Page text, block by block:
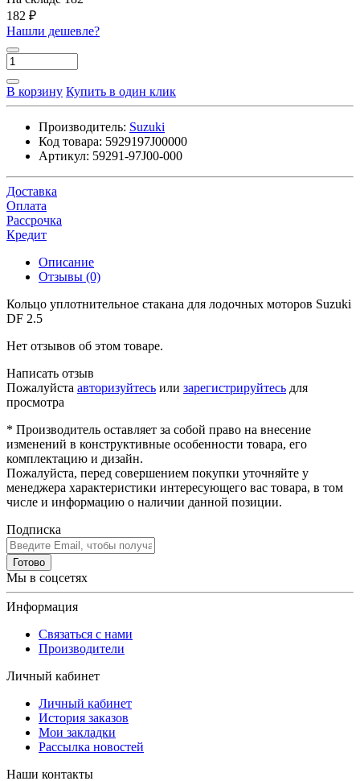
182 ₽
Нашли дешевле?
В корзину Купить в один клик
Производитель: Suzuki
Код товара: 5929197J00000
Артикул: 59291-97J00-000
Доставка
Оплата
Рассрочка
Кредит
Описание
Отзывы (0)
Кольцо уплотнительное стакана для лодочных моторов Suzuki
DF 2.5
Нет отзывов об этом товаре.
Написать отзыв
Пожалуйста авторизуйтесь или зарегистрируйтесь для
просмотра
* Производитель оставляет за собой право на внесение
изменений в конструктивные особенности товара, его
комплектацию и дизайн.
Пожалуйста, перед совершением покупки уточняйте у
менеджера характеристики интересующего вас товара, в том
числе и информацию о наличии данной позиции.
Подписка
Готово
Мы в соцсетях
Информация
Связаться с нами
Производители
Личный кабинет
Личный кабинет
История заказов
Мои закладки
Рассылка новостей
Наши контакты